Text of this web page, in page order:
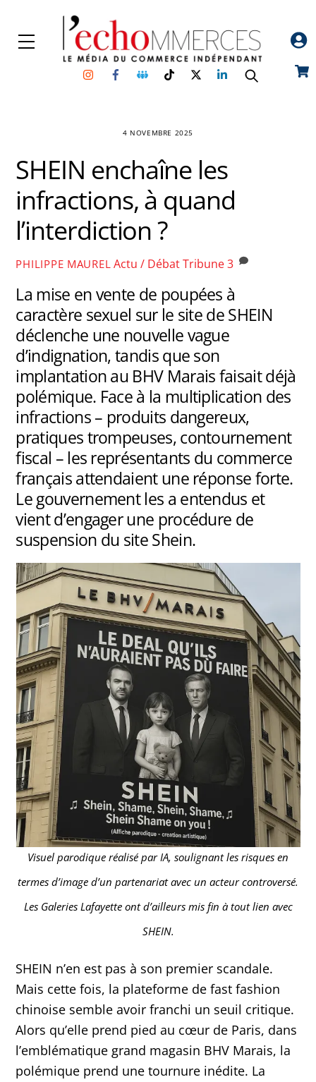
content
Menu
InstagramFacebookGroupe
Facebook
TikTokTwitterLinkedin
4 NOVEMBRE 2025
SHEIN enchaîne les
infractions, à quand
l’interdiction ?
PHILIPPE MAUREL Actu / DébatTribune3
La mise en vente de poupées à
caractère sexuel sur le site de SHEIN
déclenche une nouvelle vague
d’indignation, tandis que son
implantation au BHV Marais faisait déjà
polémique. Face à la multiplication des
infractions – produits dangereux,
pratiques trompeuses, contournement
fiscal – les représentants du commerce
français attendaient une réponse forte.
Le gouvernement les a entendus et
vient d’engager une procédure de
suspension du site Shein.
Visuel parodique réalisé par IA, soulignant les risques en
termes d’image d’un partenariat avec un acteur controversé.
Les Galeries Lafayette ont d’ailleurs mis fin à tout lien avec
SHEIN.
SHEIN n’en est pas à son premier scandale.
Mais cette fois, la plateforme de fast fashion
chinoise semble avoir franchi un seuil critique.
Alors qu’elle prend pied au cœur de Paris, dans
l’emblématique grand magasin BHV Marais, la
polémique prend une tournure inédite. La